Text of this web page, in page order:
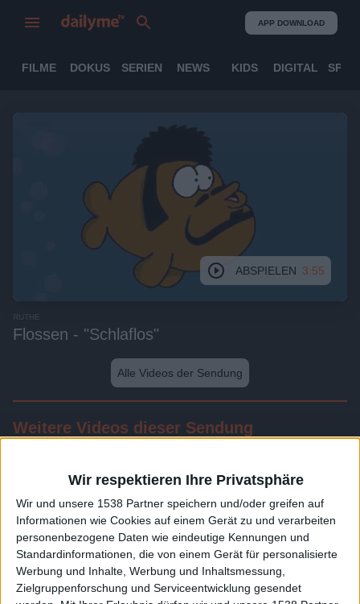
Wir respektieren Ihre Privatsphäre
Wir und unsere 1538 Partner speichern und/oder greifen auf
Informationen wie Cookies auf einem Gerät zu und verarbeiten
personenbezogene Daten wie eindeutige Kennungen und
Standardinformationen, die von einem Gerät für personalisierte
Werbung und Inhalte, Werbung und Inhaltsmessung,
Zielgruppenforschung und Serviceentwicklung gesendet
APP DOWNLOAD
FILME DOKUS SERIEN NEWS KIDS DIGITAL
ABSPIELEN 3:55
RUTHE
Flossen - "Schlaflos"
Alle Videos der Sendung
Weitere Videos dieser Sendung